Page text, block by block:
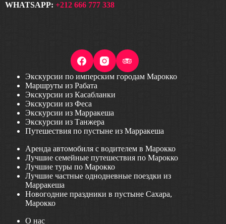
WHATSAPP: +212 666 777 338
Экскурсии по имперским городам Марокко
Маршруты из Рабата
Экскурсии из Касабланки
Экскурсии из Феса
Экскурсии из Марракеша
Экскурсии из Танжера
Путешествия по пустыне из Марракеша
Аренда автомобиля с водителем в Марокко
Лучшие семейные путешествия по Марокко
Лучшие туры по Марокко
Лучшие частные однодневные поездки из
Марракеша
Новогодние праздники в пустыне Сахара,
Марокко
О нас